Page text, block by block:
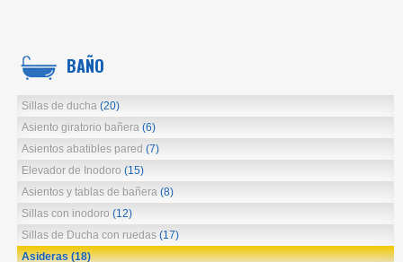
BAÑO
Sillas de ducha (20)
Asiento giratorio bañera (6)
Asientos abatibles pared (7)
Elevador de Inodoro (15)
Asientos y tablas de bañera (8)
Sillas con inodoro (12)
Sillas de Ducha con ruedas (17)
Asideras(18)